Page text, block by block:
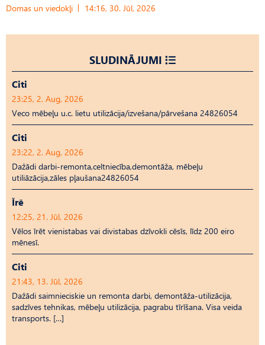
Domas un viedokļi 14:16, 30. Jūl, 2026
SLUDINĀJUMI
Citi
23:25, 2. Aug, 2026
Veco mēbeļu u.c. lietu utilizācija/izvešana/pārvešana 24826054
Citi
23:22, 2. Aug, 2026
Dažādi darbi-remonta,celtniecība,demontāža, mēbeļu
utiliāzācija,zāles pļaušana24826054
Īrē
12:25, 21. Jūl, 2026
Vēlos īrēt vienistabas vai divistabas dzīvokli cēsīs, līdz 200 eiro
mēnesī.
Citi
21:43, 13. Jūl, 2026
Dažādi saimnieciskie un remonta darbi, demontāža-utilizācija,
sadzīves tehnikas, mēbeļu utilizācija, pagrabu tīrīšana. Visa veida
transports. […]